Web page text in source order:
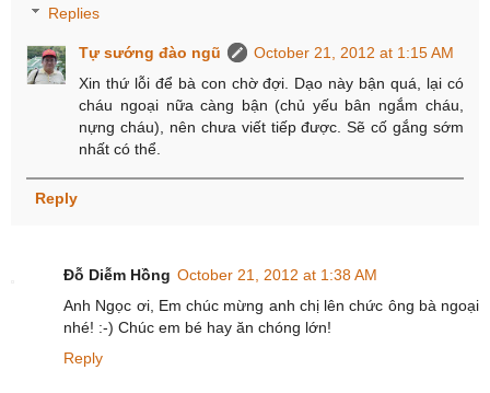
Replies
Tự sướng đào ngũ
October 21, 2012 at 1:15 AM
Xin thứ lỗi để bà con chờ đợi. Dạo này bận quá, lại có
cháu ngoại nữa càng bận (chủ yếu bân ngắm cháu,
nựng cháu), nên chưa viết tiếp được. Sẽ cố gắng sớm
nhất có thể.
Reply
Đỗ Diễm Hồng October 21, 2012 at 1:38 AM
Anh Ngọc ơi, Em chúc mừng anh chị lên chức ông bà ngoại
nhé! :-) Chúc em bé hay ăn chóng lớn!
Reply